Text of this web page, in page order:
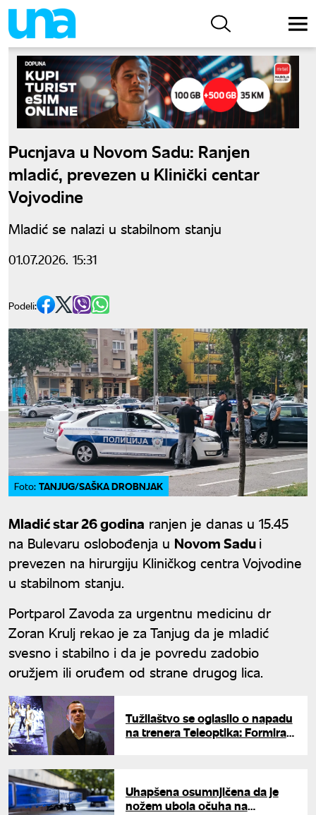
Pucnjava u Novom Sadu: Ranjen
mladić, prevezen u Klinički centar
Vojvodine
Mladić se nalazi u stabilnom stanju
01.07.2026. 15:31
Podeli:
Foto: TANJUG/SAŠKA DROBNJAK
Mladić star 26 godina ranjen je danas u 15.45
na Bulevaru oslobođenja u Novom Sadui
prevezen na hirurgiju Kliničkog centra Vojvodine
u stabilnom stanju.
Portparol Zavoda za urgentnu medicinu dr
Zoran Krulj rekao je za Tanjug da je mladić
svesno i stabilno i da je povredu zadobio
oružjem ili oruđem od strane drugog lica.
Tužilaštvo se oglasilo o napadu
na trenera Teleoptika: Formiran
Uhapšena osumnjičena da je
nožem ubola očuha na